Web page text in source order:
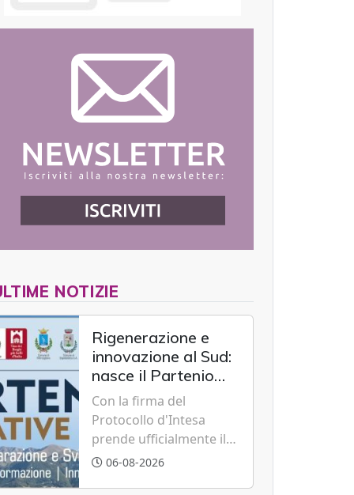
NOTIZIE
Rigenerazione e
innovazione al Sud:
nasce il Partenio
Creative Hub per il
rilancio del
territorio
Con la firma del
Protocollo d'Intesa
prende ufficialmente il
via il recupero dell'ex
06-08-2026